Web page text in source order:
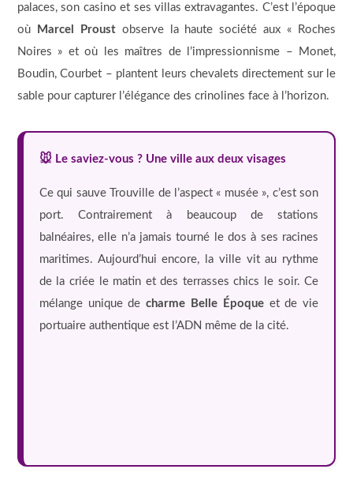
palaces, son casino et ses villas extravagantes. C’est l’époque
où
Marcel Proustobserve la haute société aux « Roches
Noires » et où les maîtres de l’impressionnisme – Monet,
Boudin, Courbet – plantent leurs chevalets directement sur le
sable pour capturer l’élégance des crinolines face à l’horizon.
🐭 Le saviez-vous ? Une ville aux deux visages
Ce qui sauve Trouville de l’aspect « musée », c’est son
port. Contrairement à beaucoup de stations
balnéaires, elle n’a jamais tourné le dos à ses racines
maritimes. Aujourd’hui encore, la ville vit au rythme
de la criée le matin et des terrasses chics le soir. Ce
mélange unique decharme Belle Époqueet de vie
portuaire authentique est l’ADN même de la cité.